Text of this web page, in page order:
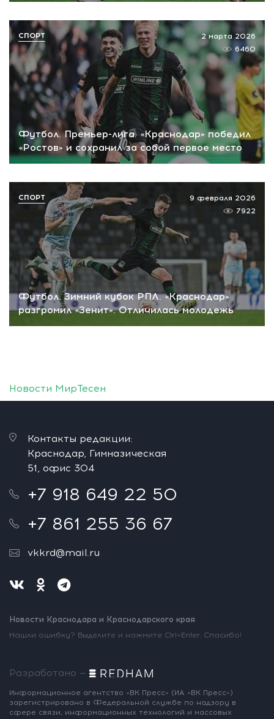
Футбол. Премьер-лига. «Краснодар» победил
«Ростов» и сохранил за собой первое место
2 марта 2026
6460
СПОРТ
Футбол. Зимний кубок РПЛ. «Краснодар»
разгромил «Зенит». Отличилась молодежь
9 февраля 2026
7922
СПОРТ
Новости МирТесен
Контакты редакции:
Краснодар, Гимназическая
51, офис 304
+7 918 649 22 50
+7 861 255 36 67
vkkrd@mail.ru
Новости Краснодара и Краснодарского края
Нашли ошибку? Выделите и нажмите Ctrl+Enter. Спасибо!
Разработано —
Информационное агентство «ВК Пресс» (ИА «ВК Пресс»)
зарегистрировано в Федеральной службе по надзору в
сфере связи, информационных технологий и массовых